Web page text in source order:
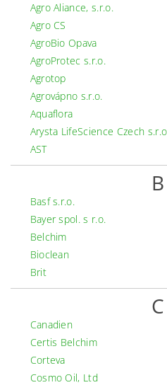
Agro Aliance, s.r.o.
Agro CS
AgroBio Opava
AgroProtec s.r.o.
Agrotop
Agrovápno s.r.o.
Aquaflora
Arysta LifeScience Czech
AST
B
Basf s.r.o.
Bayer spol. s r.o.
Belchim
Bioclean
Brit
C
Canadien
Certis Belchim
Corteva
Cosmo Oil, Ltd